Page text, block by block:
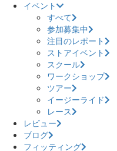
イベント
すべて
参加募集中
注目のレポート
ストアイベント
スクール
ワークショップ
ツアー
イージーライド
レース
レビュー
ブログ
フィッティング